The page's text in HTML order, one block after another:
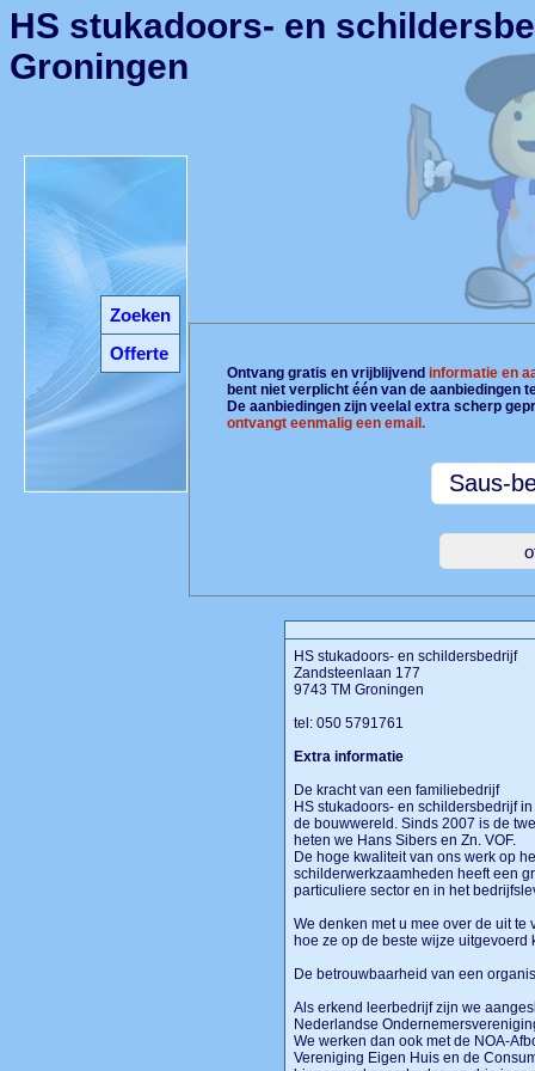
Zoeken
Offerte
HS stukadoors- en
Groningen
Ontvang gratis en vrijblijvendinformatie en
bent niet verplicht één van de aanbiedingen
De aanbiedingen zijn veelal extra scherp
ontvangt eenmalig een email.
HS stukadoors- en schildersbedrijf
Zandsteenlaan 177
9743 TM Groningen
tel: 050 5791761
Extra informatie
De kracht van een familiebedrijf
HS stukadoors- en schildersbedrijf
de bouwwereld. Sinds 2007 is de
heten we Hans Sibers en Zn. VOF.
De hoge kwaliteit van ons werk op
schilderwerkzaamheden heeft een
particuliere sector en in het
We denken met u mee over de uit
hoe ze op de beste wijze
De betrouwbaarheid van een
Als erkend leerbedrijf zijn we
Nederlandse
We werken dan ook met de NOA-
Vereniging Eigen Huis en de